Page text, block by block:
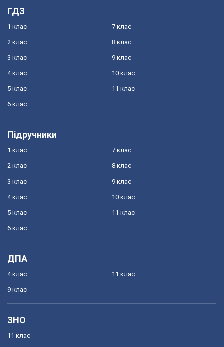
ГДЗ
1 клас
2 клас
3 клас
4 клас
5 клас
6 клас
7 клас
8 клас
9 клас
10 клас
11 клас
Підручники
1 клас
2 клас
3 клас
4 клас
5 клас
6 клас
7 клас
8 клас
9 клас
10 клас
11 клас
ДПА
4 клас
9 клас
11 клас
ЗНО
11 клас